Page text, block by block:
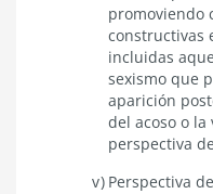
promoviendo
constructivas
incluidas
sexismo que
aparición
del acoso o
perspectiva
Perspectiva